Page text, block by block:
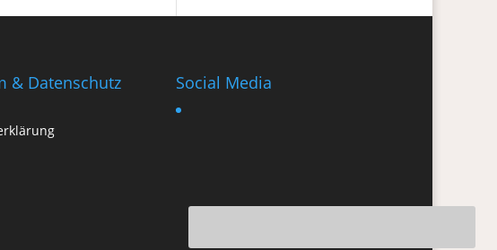
& Datenschutz Social Media